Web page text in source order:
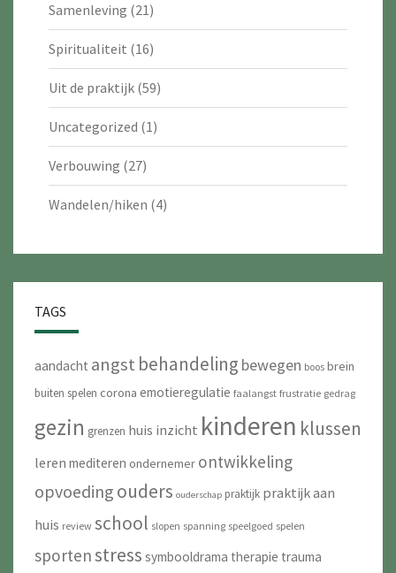
Samenleving (21)
Spiritualiteit (16)
Uit de praktijk (59)
Uncategorized (1)
Verbouwing (27)
Wandelen/hiken (4)
TAGS
aandacht angst behandeling bewegen boos brein
buiten spelen corona emotieregulatie faalangst frustratie gedrag
gezin grenzen huis inzicht kinderen klussen
leren mediteren ondernemer ontwikkeling
opvoeding ouders ouderschap praktijk praktijk aan
huis review school slopen spanning speelgoed spelen
sportenstress symbooldrama therapie trauma